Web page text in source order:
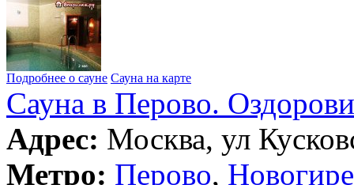
Подробнее о сауне Сауна на карте
Сауна в Перово.
Адрес: Москва, ул
Метро: Перово,